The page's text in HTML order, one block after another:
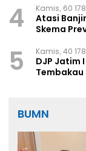
4 Kamis, 60
Atasi
Skema
5 Kamis, 40
DJP Jatim
Tembakau
BUMN